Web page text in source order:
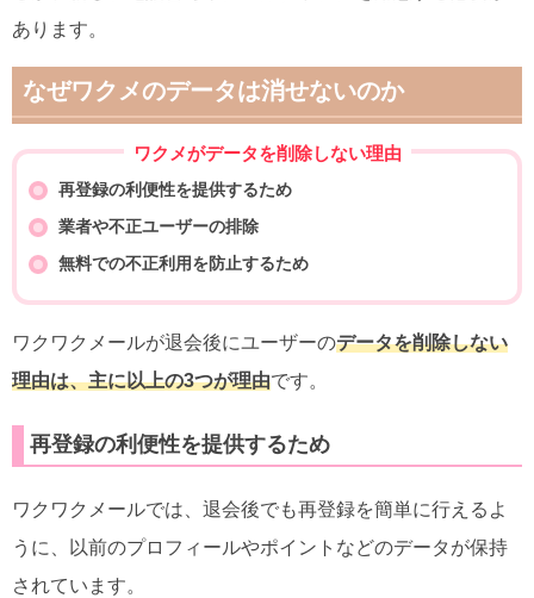
あります。
なぜワクメのデータは消せないのか
ワクメがデータを削除しない理由
再登録の利便性を提供するため
業者や不正ユーザーの排除
無料での不正利用を防止するため
ワクワクメールが退会後にユーザーのデータを削除しない
理由は、主に以上の3つが理由です。
再登録の利便性を提供するため
ワクワクメールでは、退会後でも再登録を簡単に行えるよ
うに、以前のプロフィールやポイントなどのデータが保持
されています。